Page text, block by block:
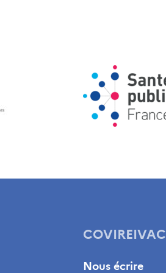
COVIREIVAC
Nous écrire